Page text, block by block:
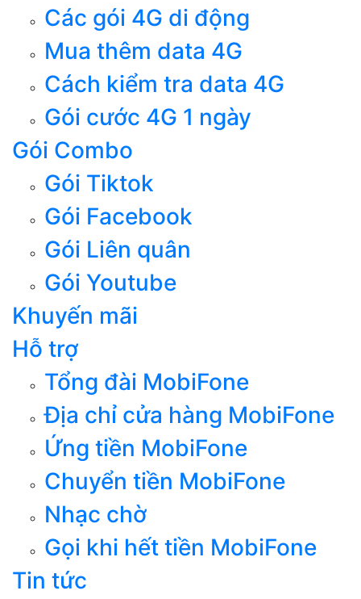
Các gói 4G di động
Mua thêm data 4G
Cách kiểm tra data 4G
Gói cước 4G 1 ngày
Gói Combo
Gói Tiktok
Gói Facebook
Gói Liên quân
Gói Youtube
Khuyến mãi
Hỗ trợ
Tổng đài MobiFone
Địa chỉ cửa hàng MobiFone
Ứng tiền MobiFone
Chuyển tiền MobiFone
Nhạc chờ
Gọi khi hết tiền MobiFone
Tin tức